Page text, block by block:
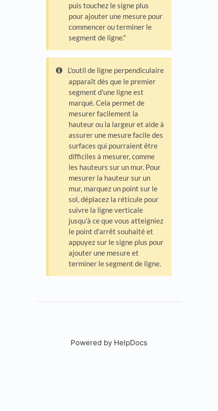
puis touchez le signe plus
pour ajouter une mesure pour
commencer ou terminer le
segment de ligne."
L'outil de ligne perpendiculaire
apparaît dès que le premier
segment d'une ligne est
marqué. Cela permet de
mesurer facilement la
hauteur ou la largeur et aide à
assurer une mesure facile des
surfaces qui pourraient être
difficiles à mesurer, comme
les hauteurs sur un mur. Pour
mesurer la hauteur sur un
mur, marquez un point sur le
sol, déplacez la réticule pour
suivre la ligne verticale
jusqu'à ce que vous atteigniez
le point d'arrêt souhaité et
appuyez sur le signe plus pour
ajouter une mesure et
terminer le segment de ligne.
Powered by HelpDocs